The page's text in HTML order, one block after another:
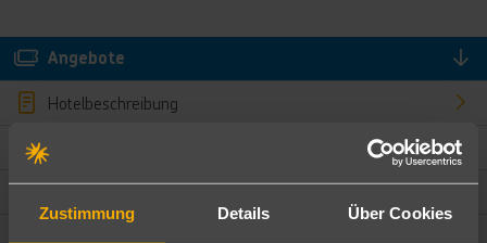
Zustimmung Details Über Cookies
Angebote
Hotelbeschreibung
Bewertungen